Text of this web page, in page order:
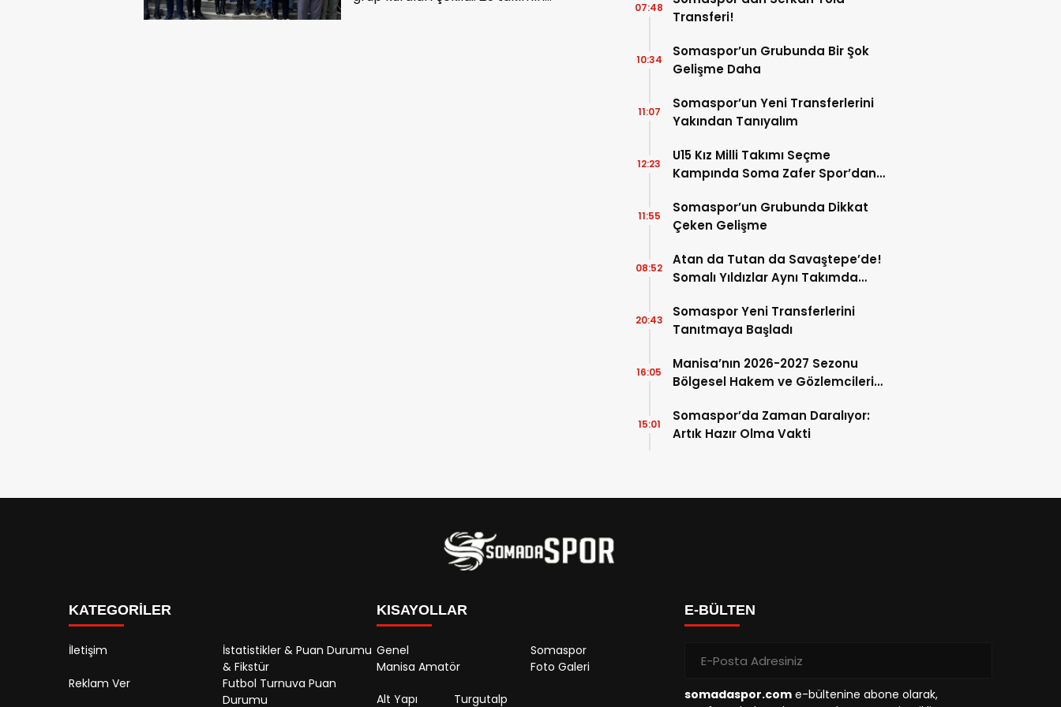
Transferi!
07:48
Somaspor’un Grubunda Bir Şok
Gelişme Daha
10:34
Somaspor’un Yeni Transferlerini
Yakından Tanıyalım
11:07
U15 Kız Milli Takımı Seçme
Kampında Soma Zafer Spor’dan
12:23
Somaspor’un Grubunda Dikkat
Çeken Gelişme
11:55
Atan da Tutan da Savaştepe’de!
Somalı Yıldızlar Aynı Takımda
08:52
Somaspor Yeni Transferlerini
Tanıtmaya Başladı
20:43
Manisa’nın 2026-2027 Sezonu
Bölgesel Hakem ve Gözlemcileri
16:05
Somaspor’da Zaman Daralıyor:
Artık Hazır Olma Vakti
15:01
KATEGORİLER
İletişim
İstatistikler & Puan Durumu
& Fikstür
Reklam Ver
Futbol Turnuva Puan
Durumu
KISAYOLLAR
Genel
Somaspor
Manisa Amatör
Alt Yapı Turgutalp
Foto Galeri
E-BÜLTEN
somadaspor.com e-bültenine abone olarak,